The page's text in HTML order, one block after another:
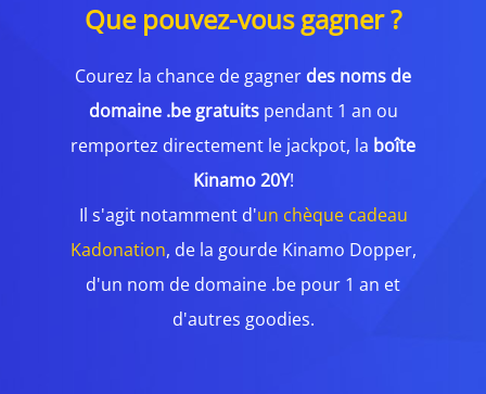
Que pouvez-vous gagner ?
Courez la chance de gagner des noms de
domaine .be gratuitspendant 1 an ou
remportez directement le jackpot, la boîte
Kinamo 20Y!
Il s'agit notamment d'un chèque cadeau
Kadonation, de la gourde Kinamo Dopper,
d'un nom de domaine .be pour 1 an et
d'autres goodies.